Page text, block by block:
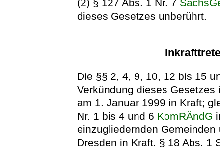
(2) § 127 Abs. 1 Nr. 7
dieses Gesetzes unberührt.
Die §§ 2, 4, 9, 10, 12 bis 15
Verkündung dieses
am 1. Januar 1999 in Kraft;
Nr. 1 bis 4 und 6 KomRÄndG
einzugliedernden
Dresden in Kraft. § 18 Abs. 1